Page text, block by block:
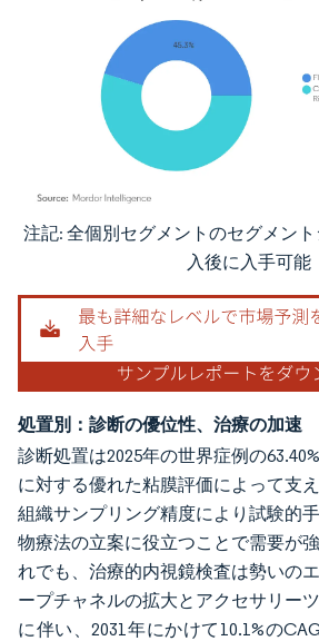
画像 © Mordor Intelligence。再利用にはCC BY
注記: 全個別セグメントのセグメン
入後に入手可能
処置別：診断の優位性、治療の加速
診断処置は2025年の世界症例の
に対する優れた粘膜評価によって支
組織サンプリング精度により試験的
物療法の立案に役立つことで需要が
れでも、治療的内視鏡検査は勢いの
ープチャネルの拡大とアクセサリー
に伴い、2031年にかけて10.1%の